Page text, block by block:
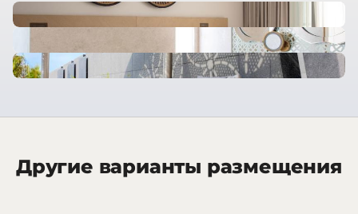
Другие варианты размещения